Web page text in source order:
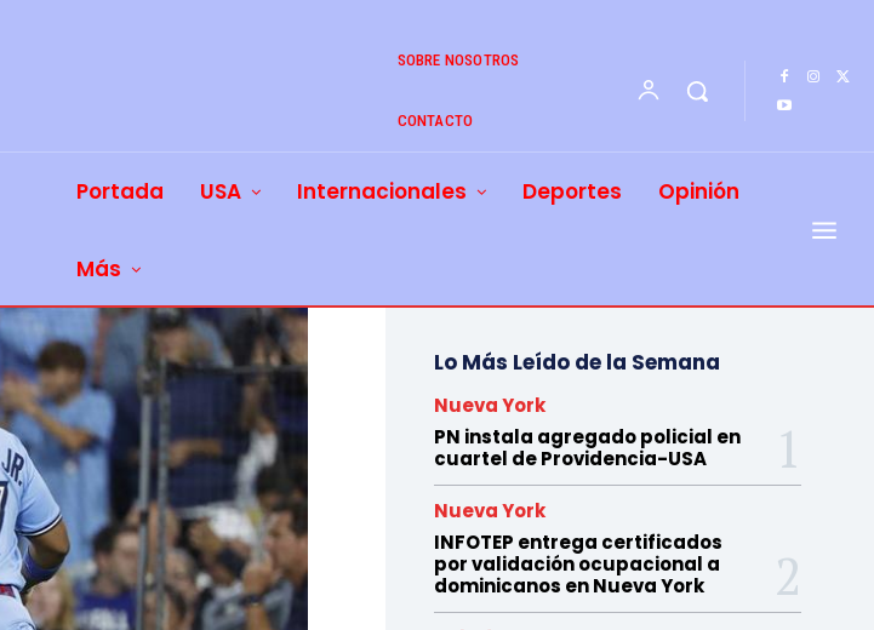
SOBRE NOSOTROS
CONTACTO
Portada USA Internacionales Deportes Opinión
Más
Lo Más Leído de la Semana
Nueva York
PN instala agregado policial en
cuartel de Providencia-USA
Nueva York
INFOTEP entrega certificados
por validación ocupacional a
dominicanos en Nueva York